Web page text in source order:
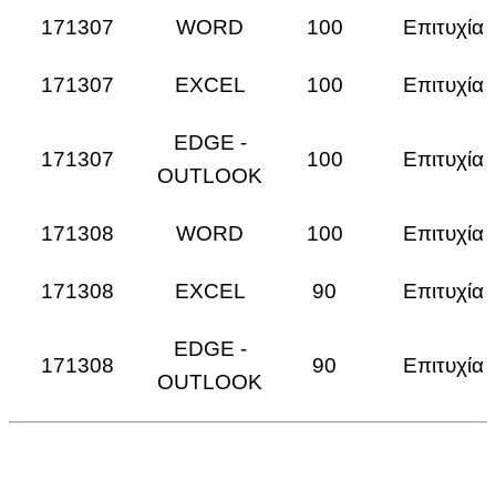
171307 WORD 100 Επιτυχία
171307 EXCEL 100 Επιτυχία
171307
EDGE -
OUTLOOK
100 Επιτυχία
171308 WORD 100 Επιτυχία
171308 EXCEL 90 Επιτυχία
171308
EDGE -
OUTLOOK
90 Επιτυχία